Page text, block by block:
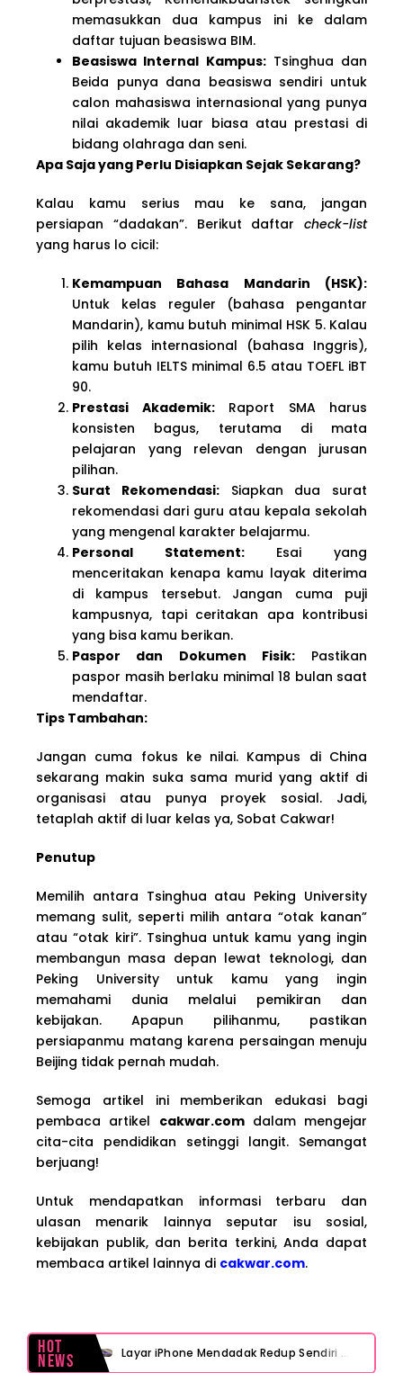
memasukkan dua kampus ini ke dalam
daftar tujuan beasiswa BIM.
Beasiswa Internal Kampus:Tsinghua dan
Beida punya dana beasiswa sendiri untuk
calon mahasiswa internasional yang punya
nilai akademik luar biasa atau prestasi di
bidang olahraga dan seni.
Apa Saja yang Perlu Disiapkan Sejak Sekarang?
Kalau kamu serius mau ke sana, jangan
persiapan “dadakan”. Berikut daftar check-list
yang harus lo cicil:
Kemampuan Bahasa Mandarin (HSK):
Untuk kelas reguler (bahasa pengantar
Mandarin), kamu butuh minimal HSK 5. Kalau
pilih kelas internasional (bahasa Inggris),
kamu butuh IELTS minimal 6.5 atau TOEFL iBT
90.
Prestasi Akademik:Raport SMA harus
konsisten bagus, terutama di mata
pelajaran yang relevan dengan jurusan
pilihan.
Surat Rekomendasi:Siapkan dua surat
rekomendasi dari guru atau kepala sekolah
yang mengenal karakter belajarmu.
Personal Statement:Esai yang
menceritakan kenapa kamu layak diterima
di kampus tersebut. Jangan cuma puji
kampusnya, tapi ceritakan apa kontribusi
yang bisa kamu berikan.
Paspor dan Dokumen Fisik:Pastikan
paspor masih berlaku minimal 18 bulan saat
mendaftar.
Tips Tambahan:
Jangan cuma fokus ke nilai. Kampus di China
sekarang makin suka sama murid yang aktif di
organisasi atau punya proyek sosial. Jadi,
tetaplah aktif di luar kelas ya, Sobat Cakwar!
Penutup
Memilih antara Tsinghua atau Peking University
memang sulit, seperti milih antara “otak kanan”
atau “otak kiri”. Tsinghua untuk kamu yang ingin
membangun masa depan lewat teknologi, dan
Peking University untuk kamu yang ingin
memahami dunia melalui pemikiran dan
kebijakan. Apapun pilihanmu, pastikan
persiapanmu matang karena persaingan menuju
Beijing tidak pernah mudah.
Semoga artikel ini memberikan edukasi bagi
pembaca artikel cakwar.comdalam mengejar
cita-cita pendidikan setinggi langit. Semangat
berjuang!
Untuk mendapatkan informasi terbaru dan
ulasan menarik lainnya seputar isu sosial,
kebijakan publik, dan berita terkini, Anda dapat
membaca artikel lainnya di cakwar.com.
Hot
News Layar iPhone Mendadak Redup Sendiri Padahal Auto-Brightness Mati? Ini Penyebab & Solusinya!